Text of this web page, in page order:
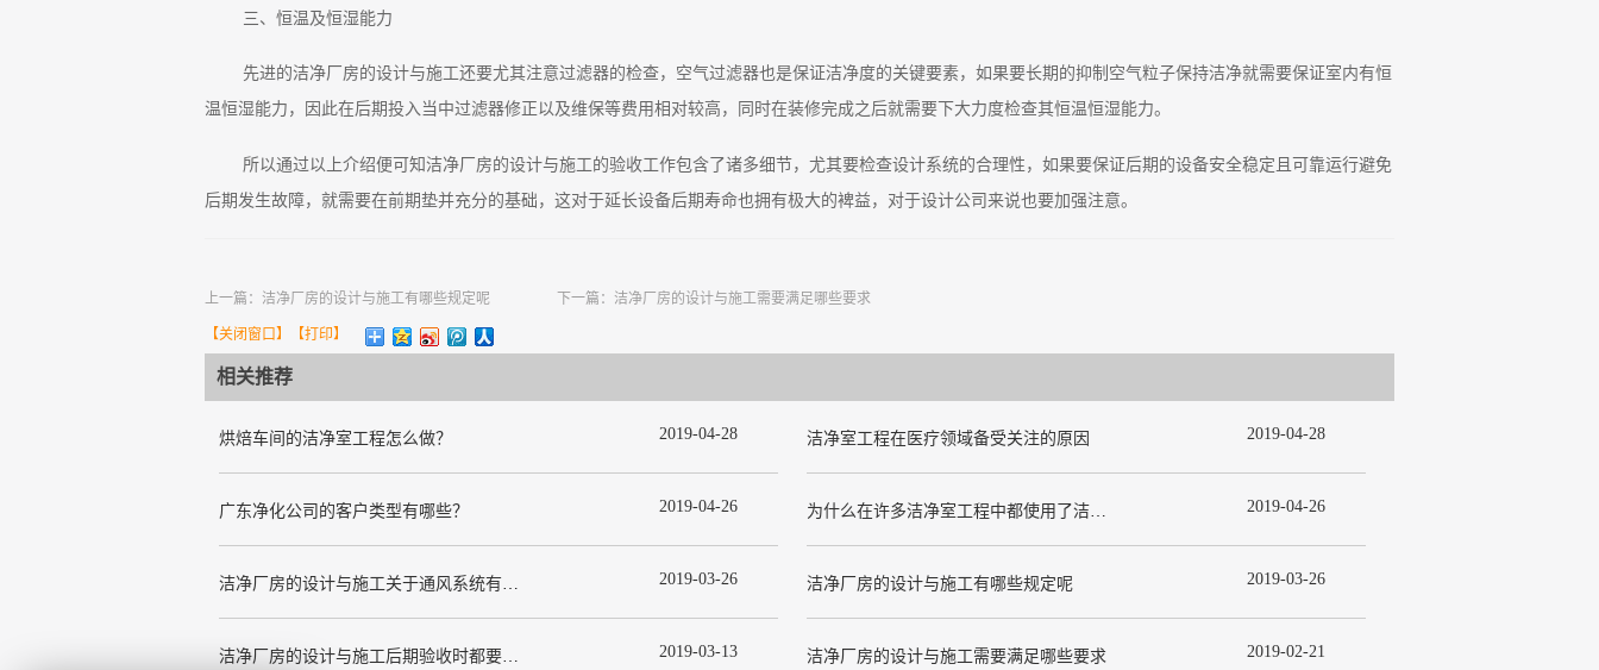
三、恒温及恒湿能力
先进的洁净厂房的设计与施工还要尤其注意过滤器的检查，空气过滤器也是保证洁净度的关键要素，如果要长期的抑制空气粒子保持洁净就需要保证室内有恒
温恒湿能力，因此在后期投入当中过滤器修正以及维保等费用相对较高，同时在装修完成之后就需要下大力度检查其恒温恒湿能力。
所以通过以上介绍便可知洁净厂房的设计与施工的验收工作包含了诸多细节，尤其要检查设计系统的合理性，如果要保证后期的设备安全稳定且可靠运行避免
后期发生故障，就需要在前期垫并充分的基础，这对于延长设备后期寿命也拥有极大的裨益，对于设计公司来说也要加强注意。
上一篇： 洁净厂房的设计与施工有哪些规定呢 下一篇： 洁净厂房的设计与施工需要满足哪些要求
【关闭窗口】【打印】
相关推荐
烘焙车间的洁净室工程怎么做？ 2019-04-28 洁净室工程在医疗领域备受关注的原因 2019-04-28
广东净化公司的客户类型有哪些？ 2019-04-26 为什么在许多洁净室工程中都使用了洁净板材？ 2019-04-26
洁净厂房的设计与施工关于通风系统有哪些要求 2019-03-26 洁净厂房的设计与施工有哪些规定呢 2019-03-26
洁净厂房的设计与施工后期验收时都要关注哪几项呢 2019-03-13 洁净厂房的设计与施工需要满足哪些要求 2019-02-21